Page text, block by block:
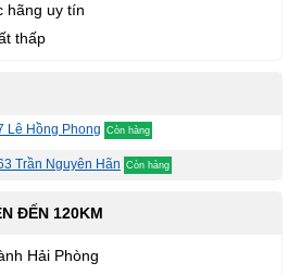
hãng uy tín
thấp
Lê Hồng Phong Còn hàng
Trần Nguyên Hãn Còn hàng
ĐẾN 120KM
Hải Phòng